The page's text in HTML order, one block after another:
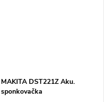
MAKITA DST221Z Aku.
sponkovačka